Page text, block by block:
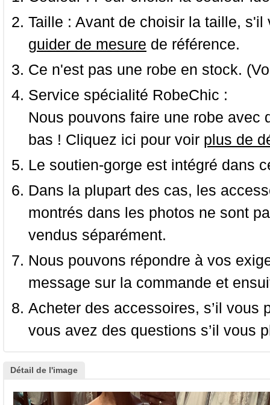
Taille : Avant de choisir la taille,
guider de mesure de référence.
Ce n'est pas une robe en stock.
Service spécialité RobeChic :
Nous pouvons faire une robe
bas ! Cliquez ici pour voir plus de
Le soutien-gorge est intégré dans
Dans la plupart des cas, les
montrés dans les photos ne sont
vendus séparément.
Nous pouvons répondre à vos
message sur la commande et
Acheter des accessoires, s’il
vous avez des questions s’il vous
Détail de l'image